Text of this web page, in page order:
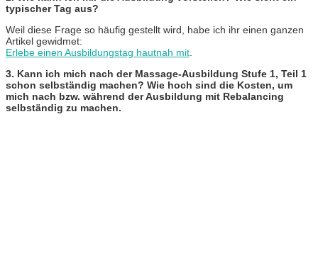
typischer Tag aus?
Weil diese Frage so häufig gestellt wird, habe ich ihr einen ganzen
Artikel gewidmet:
Erlebe einen Ausbildungstag hautnah mit
3. Kann ich mich nach der Massage-Ausbildung Stufe 1, Teil 1
schon selbständig machen? Wie hoch sind die Kosten, um
mich nach bzw. während der Ausbildung mit Rebalancing
selbständig zu machen.